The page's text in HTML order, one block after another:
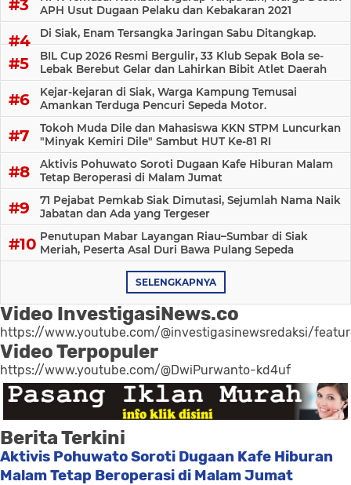
APH Usut Dugaan Pelaku dan Kebakaran 2021
Di Siak, Enam Tersangka Jaringan Sabu Ditangkap.
BIL Cup 2026 Resmi Bergulir, 33 Klub Sepak Bola se-
Lebak Berebut Gelar dan Lahirkan Bibit Atlet Daerah
Kejar-kejaran di Siak, Warga Kampung Temusai
Amankan Terduga Pencuri Sepeda Motor.
Tokoh Muda Dile dan Mahasiswa KKN STPM Luncurkan
"Minyak Kemiri Dile" Sambut HUT Ke-81 RI
Aktivis Pohuwato Soroti Dugaan Kafe Hiburan Malam
Tetap Beroperasi di Malam Jumat
71 Pejabat Pemkab Siak Dimutasi, Sejumlah Nama Naik
Jabatan dan Ada yang Tergeser
Penutupan Mabar Layangan Riau–Sumbar di Siak
Meriah, Peserta Asal Duri Bawa Pulang Sepeda
SELENGKAPNYA
Video InvestigasiNews.co
https://www.youtube.com/@investigasinewsredaksi/
Video Terpopuler
https://www.youtube.com/@DwiPurwanto-kd4uf
Berita Terkini
Aktivis Pohuwato Soroti Dugaan Kafe Hiburan
Malam Tetap Beroperasi di Malam Jumat